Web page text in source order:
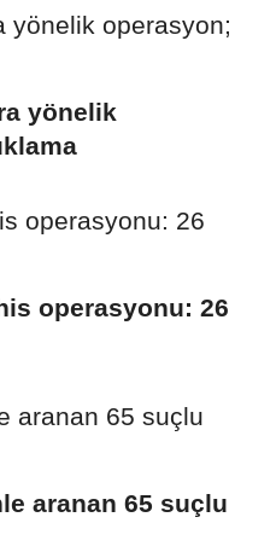
yönelik
operasyonu: 26
aranan 65 suçlu